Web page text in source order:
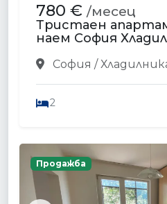
780 € /месец
Тристаен
наем София
София /
2
Продажба